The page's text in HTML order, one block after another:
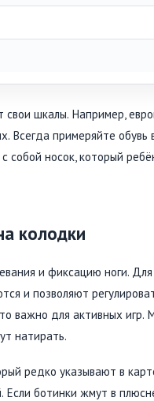
шкалы. Например,
Всегда примеряйте
собой носок, который
колодки
и фиксацию ноги.
и позволяют
важно для активных игр.
натирать.
редко указывают в
Если ботинки жмут в